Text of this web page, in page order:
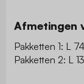
Afmetingen
Pakketten 1: L
Pakketten 2: L